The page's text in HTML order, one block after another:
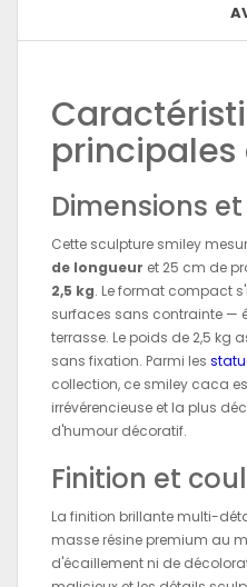
Dimensions
Cette sculpture smiley
de longueur et 25 cm de
2,5 kg. Le format compact
surfaces sans contrainte —
terrasse. Le poids de 2,5 kg
sans fixation. Parmi les
collection, ce smiley caca
irrévérencieuse et la plus
d'humour décoratif.
Finition et
La finition brillante multi-
masse résine premium au
d'écaillement ni de